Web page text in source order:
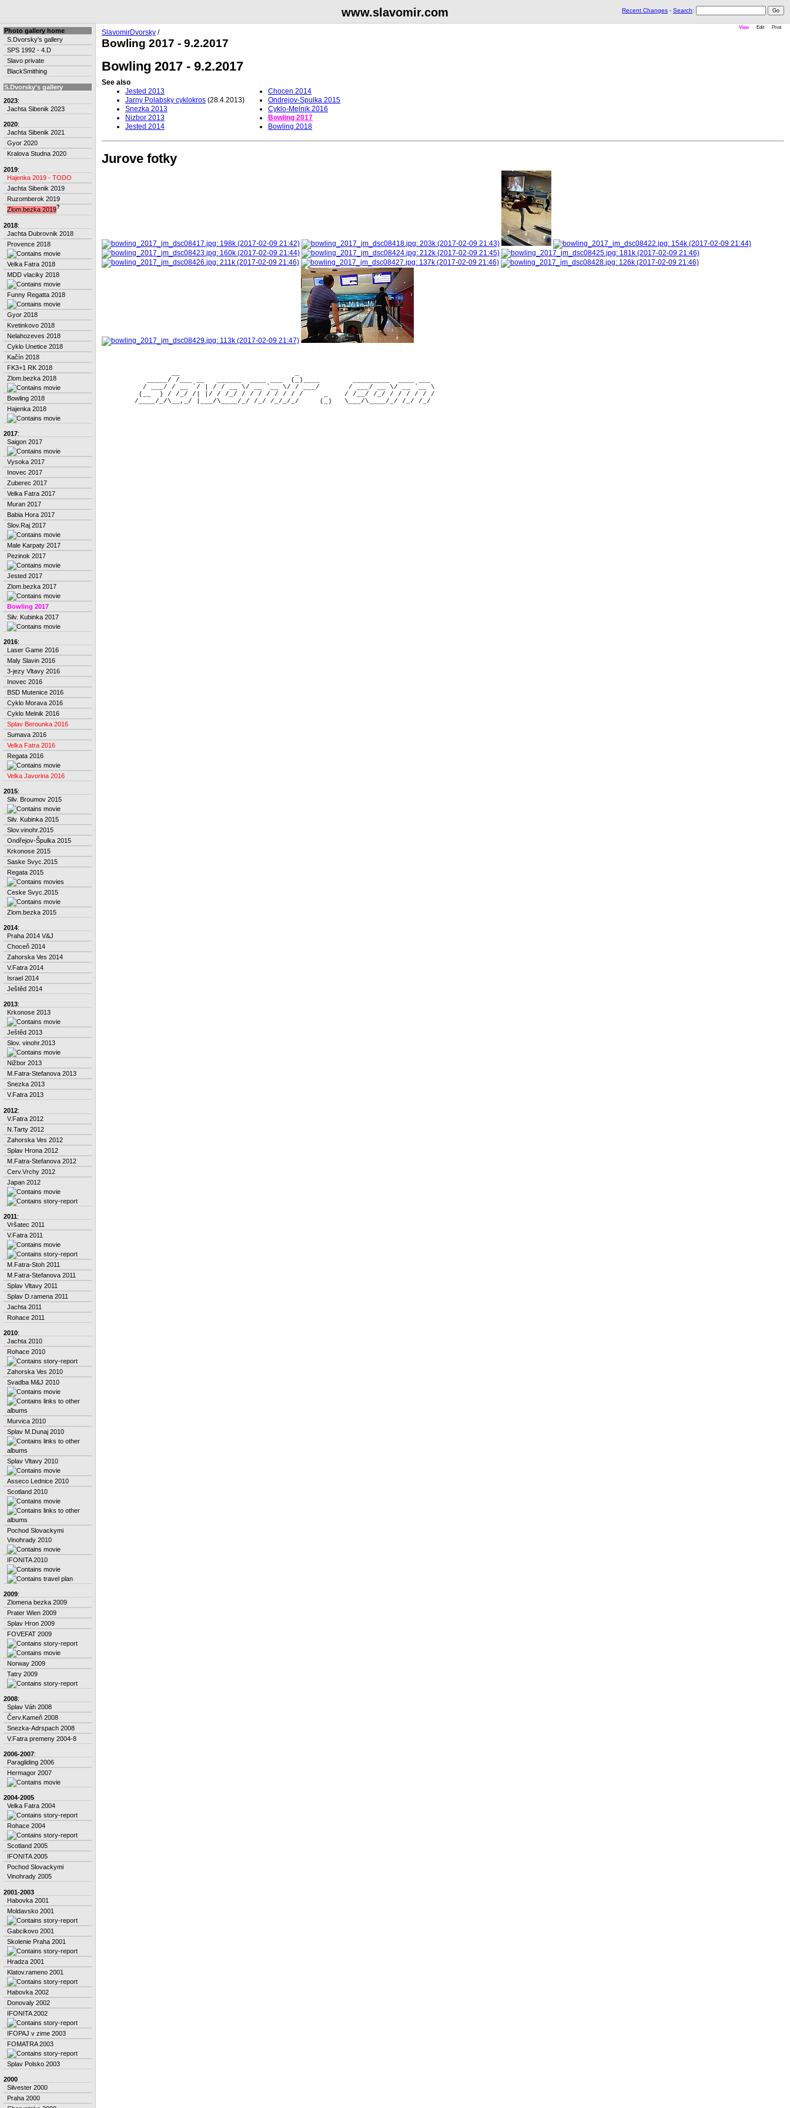
www.slavomir.com Recent Changes - Search:
Photo gallery home
S.Dvorsky's gallery
SPS 1992 - 4.D
Slavo private
BlackSmithing
S.Dvorsky's gallery
2023:
Jachta Sibenik 2023
2020:
Jachta Sibenik 2021
Gyor 2020
Kralova Studna 2020
2019:
Hajenka 2019 - TODO
Jachta Sibenik 2019
Ruzomberok 2019
Zlom.bezka 2019?
2018:
Jachta Dubrovnik 2018
Provence 2018
Velka Fatra 2018
MDD vlaciky 2018
Funny Regatta 2018
Gyor 2018
Kvetinkovo 2018
Nelahozeves 2018
Cyklo Unetice 2018
Kačín 2018
FK3+1 RK 2018
Zlom.bezka 2018
Bowling 2018
Hajenka 2018
2017:
Saigon 2017
Vysoka 2017
Inovec 2017
Zuberec 2017
Velka Fatra 2017
Muran 2017
Babia Hora 2017
Slov.Raj 2017
Male Karpaty 2017
Pezinok 2017
Jested 2017
Zlom.bezka 2017
Bowling 2017
Silv. Kubinka 2017
2016:
Laser Game 2016
Maly Slavin 2016
3-jezy Vltavy 2016
Inovec 2016
BSD Mutenice 2016
Cyklo Morava 2016
Cyklo Melnik 2016
Splav Berounka 2016
Sumava 2016
Velka Fatra 2016
Regata 2016
Velka Javorina 2016
2015:
Silv. Broumov 2015
Silv. Kubinka 2015
Slov.vinohr.2015
Ondřejov-Špulka 2015
Krkonose 2015
Saske Svyc.2015
Regata 2015
Ceske Svyc.2015
Zlom.bezka 2015
2014:
Praha 2014 V&J
Choceň 2014
Zahorska Ves 2014
V.Fatra 2014
Israel 2014
Ještěd 2014
2013:
Krkonose 2013
Ještěd 2013
Slov. vinohr.2013
Nižbor 2013
M.Fatra-Stefanova 2013
Snezka 2013
V.Fatra 2013
2012:
V.Fatra 2012
N.Tarty 2012
Zahorska Ves 2012
Splav Hrona 2012
M.Fatra-Stefanova 2012
Cerv.Vrchy 2012
Japan 2012
2011:
Vršatec 2011
V.Fatra 2011
M.Fatra-Stoh 2011
M.Fatra-Stefanova 2011
Splav Vltavy 2011
Splav D.ramena 2011
Jachta 2011
Rohace 2011
2010:
Jachta 2010
Rohace 2010
Zahorska Ves 2010
Svadba M&J 2010
Murvica 2010
Splav M.Dunaj 2010
Splav Vltavy 2010
Asseco Lednice 2010
Scotland 2010
Pochod Slovackymi
Vinohrady 2010
IFONITA 2010
2009:
Zlomena bezka 2009
Prater Wien 2009
Splav Hron 2009
FOVEFAT 2009
Norway 2009
Tatry 2009
2008:
Splav Váh 2008
Červ.Kameň 2008
Snezka-Adrspach 2008
V.Fatra premeny 2004-8
2006-2007:
Paragliding 2006
Hermagor 2007
2004-2005
Velka Fatra 2004
Rohace 2004
Scotland 2005
IFONITA 2005
Pochod Slovackymi
Vinohrady 2005
2001-2003
Habovka 2001
Moldavsko 2001
Gabcikovo 2001
Skolenie Praha 2001
Hradza 2001
Klatov.rameno 2001
Habovka 2002
Donovaly 2002
IFONITA 2002
IFOPAJ v zime 2003
FOMATRA 2003
Splav Polsko 2003
2000
Silvester 2000
Praha 2000
View Edit Print
SlavomirDvorsky /
Bowling 2017 - 9.2.2017
Bowling 2017 - 9.2.2017
See also
Jested 2013
Jarny Polabsky cyklokros (28.4.2013)
Snezka 2013
Nizbor 2013
Jested 2014
Chocen 2014
Ondrejov-Spulka 2015
Cyklo-Melnik 2016
Bowling 2017
Bowling 2018
Jurove fotky
           _____/ /___ __   ______  ____ ___  (_)____        _________  ____ ___
          / ___/ / __ `/ | / / __ \/ __ `__ \/ / ___/       / ___/ __ \/ __ `__ \
         (__  ) / /_/ /| |/ / /_/ / / / / / / / /     _    / /__/ /_/ / / / / / /